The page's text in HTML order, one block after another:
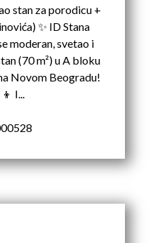
stan za porodicu +
✨ ID Stana
moderan, svetao i
(70 m²) u A bloku
Novom Beogradu!
I...